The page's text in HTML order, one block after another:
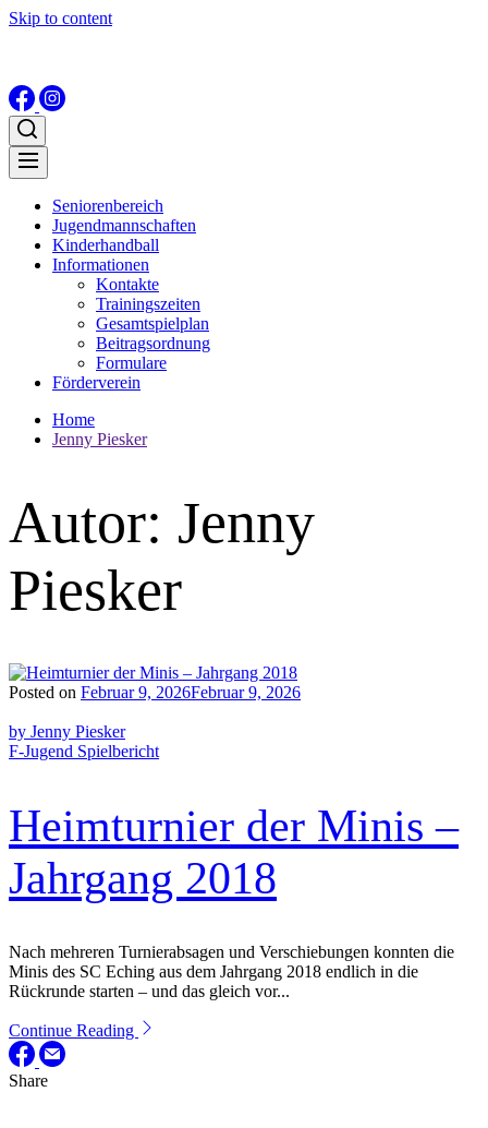
Skip to content
Seniorenbereich
Jugendmannschaften
Kinderhandball
Informationen
Kontakte
Trainingszeiten
Gesamtspielplan
Beitragsordnung
Formulare
Förderverein
Home
Jenny Piesker
Autor: Jenny
Piesker
Posted on Februar 9, 2026Februar 9, 2026
by Jenny Piesker
F-Jugend Spielbericht
Heimturnier der Minis –
Jahrgang 2018
Nach mehreren Turnierabsagen und Verschiebungen konnten die
Minis des SC Eching aus dem Jahrgang 2018 endlich in die
Rückrunde starten – und das gleich vor...
Continue Reading
Share